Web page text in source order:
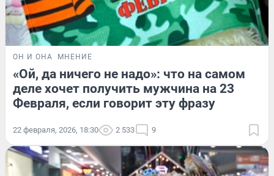
ОН И ОНА МНЕНИЕ
«Ой, да ничего не надо»: что на самом
деле хочет получить мужчина на 23
Февраля, если говорит эту фразу
22 февраля, 2026, 18:30 2 533 9